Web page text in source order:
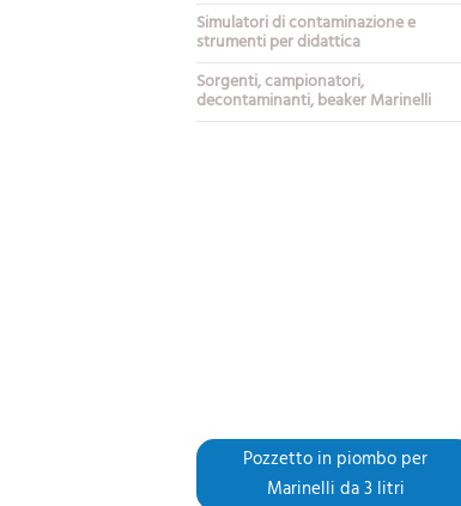
Simulatori di contaminazione e
strumenti per didattica
Sorgenti, campionatori,
decontaminanti, beaker Marinelli
Pozzetto in piombo per
Marinelli da 3 litri